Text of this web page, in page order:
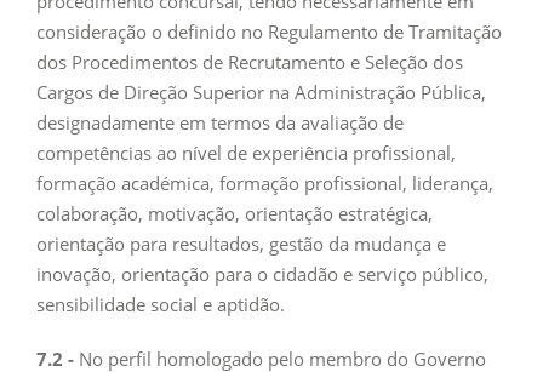
consideração o definido no Regulamento de Tramitação
dos Procedimentos de Recrutamento e Seleção dos
Cargos de Direção Superior na Administração Pública,
designadamente em termos da avaliação de
competências ao nível de experiência profissional,
formação académica, formação profissional, liderança,
colaboração, motivação, orientação estratégica,
orientação para resultados, gestão da mudança e
inovação, orientação para o cidadão e serviço público,
sensibilidade social e aptidão.
7.2 - No perfil homologado pelo membro do Governo